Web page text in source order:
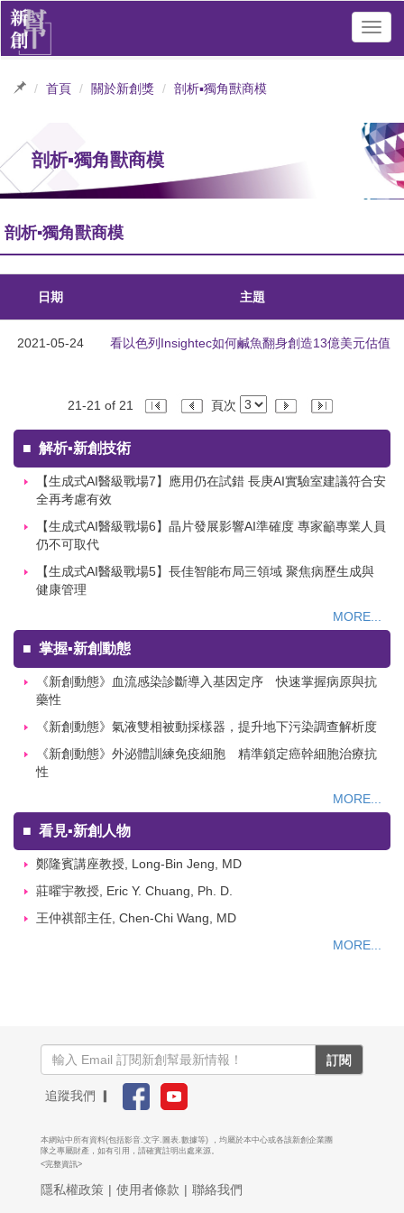
首頁 關於新創獎 剖析▪獨角獸商模
剖析▪獨角獸商模
剖析▪獨角獸商模
日期 主題
2021-05-24 看以色列Insightec如何鹹魚翻身創造13億美元估值
21-21 of 21 頁次
■ 解析▪新創技術
【生成式AI醫級戰場7】應用仍在試錯 長庚AI實驗室建議符合安
全再考慮有效
【生成式AI醫級戰場6】晶片發展影響AI準確度 專家籲專業人員
仍不可取代
【生成式AI醫級戰場5】長佳智能布局三領域 聚焦病歷生成與
健康管理
MORE...
■ 掌握▪新創動態
《新創動態》血流感染診斷導入基因定序 快速掌握病原與抗
藥性
《新創動態》氣液雙相被動採樣器，提升地下污染調查解析度
《新創動態》外泌體訓練免疫細胞 精準鎖定癌幹細胞治療抗
性
MORE...
■ 看見▪新創人物
鄭隆賓講座教授, Long-Bin Jeng, MD
莊曜宇教授, Eric Y. Chuang, Ph. D.
王仲祺部主任, Chen-Chi Wang, MD
MORE...
訂閱
追蹤我們 ▎
本網站中所有資料(包括影音.文字.圖表.數據等) ，均屬於本中心或各該新創企業團
隊之專屬財產，如有引用，請確實註明出處來源。
<完整資訊>
隱私權政策 | 使用者條款 | 聯絡我們